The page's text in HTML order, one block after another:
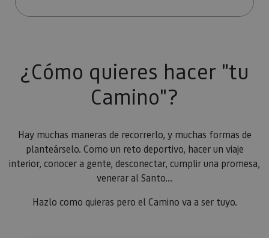
¿Cómo quieres hacer "tu
Camino"?
Hay muchas maneras de recorrerlo, y muchas formas de
planteárselo. Como un reto deportivo, hacer un viaje
interior, conocer a gente, desconectar, cumplir una promesa,
venerar al Santo...
Hazlo como quieras pero el Camino va a ser tuyo.